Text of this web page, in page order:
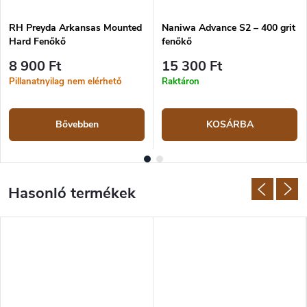
RH Preyda Arkansas Mounted
Hard Fenőkő
8 900 Ft
Pillanatnyilag nem elérhető
Bővebben
Naniwa Advance S2 – 400 grit
fenőkő
15 300 Ft
Raktáron
KOSÁRBA